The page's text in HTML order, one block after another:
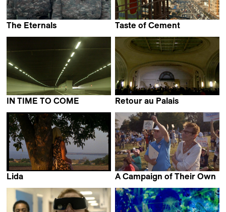
The Eternals
Taste of Cement
IN TIME TO COME
Retour au Palais
Lida
A Campaign of Their Own
David Mitchell